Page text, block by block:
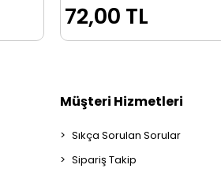
72,00 TL
Müşteri Hizmetleri
Sıkça Sorulan Sorular
Sipariş Takip